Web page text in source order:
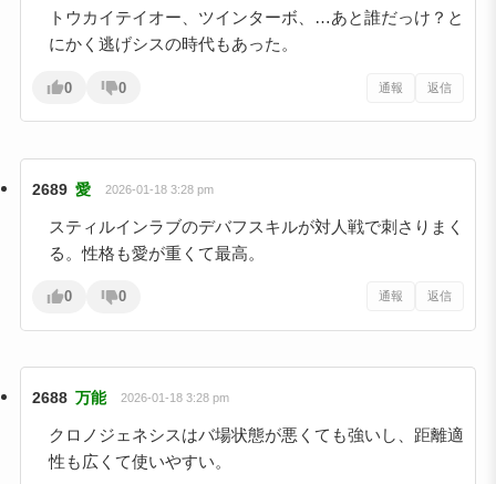
トウカイテイオー、ツインターボ、…あと誰だっけ？と
にかく逃げシスの時代もあった。
0 0 通報 返信
2689 愛 2026-01-18 3:28 pm
スティルインラブのデバフスキルが対人戦で刺さりまく
る。性格も愛が重くて最高。
0 0 通報 返信
2688 万能 2026-01-18 3:28 pm
クロノジェネシスはバ場状態が悪くても強いし、距離適
性も広くて使いやすい。